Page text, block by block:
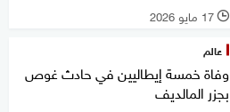
l 17 مايو 2026
عالم
وفاة خمسة إيطاليين في حادث غوص
بجزر المالديف